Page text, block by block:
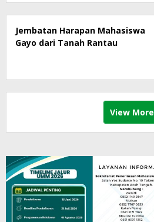
Jembatan Harapan Mahasiswa
Gayo dari Tanah Rantau
View More